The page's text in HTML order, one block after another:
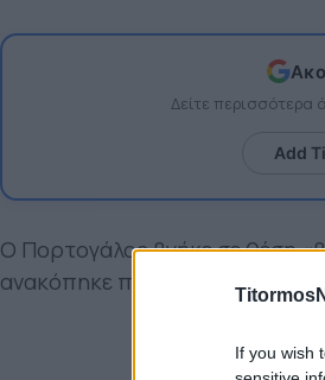
If you wish
Δείτε
Add
Ο Πορτογάλος βγήκε σε θέση
ανακόπηκε πριν περάσει τη